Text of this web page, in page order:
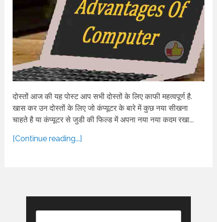
दोस्तों आज की यह पोस्ट आप सभी दोस्तों के लिए काफी महत्वपूर्ण है.
खास कर उन दोस्तों के लिए जो कंप्यूटर के बारे में कुछ नया सीखना
चाहते है या कंप्यूटर से जुडी की फिल्ड में अपना नया नया कदम रखा...
[Continue reading...]